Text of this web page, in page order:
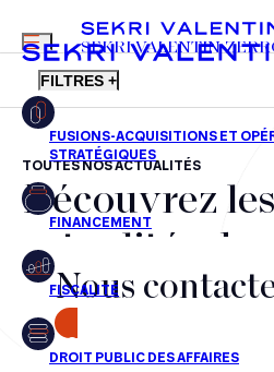
FR EN
MENU
SEKRI VALENTIN
FILTRES +
Fusions-acquisitions et
Financement
Fiscalité
Droit public des affaires
TOUTES NOS ACTUALITÉS
Découvrez
actualités du
nos
transactions,
Nous